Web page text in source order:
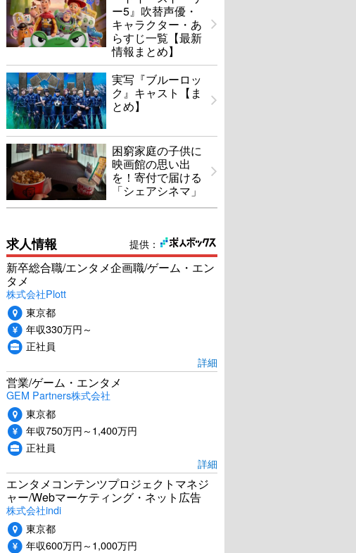
ー5』吹替声優・
キャラクター・あ
らすじ一覧【最新
情報まとめ】
実写『ブルーロッ
ク』キャスト【ま
とめ】
困窮家庭の子供に
映画館の思い出
を！寄付で届ける
「シェアシネマ」
提供：
求人情報
新卒総合職/エンタメ企画職/ゲーム・エン
タメ
株式会社Plott
東京都
年収330万円～
正社員
詳細
営業/ゲーム・エンタメ
GEM Partners株式会社
東京都
年収750万円～1,400万円
正社員
詳細
エンタメコンテンツプロジェクトマネジ
ャー/Webマーケティング・ネット広告
株式会社indi
東京都
年収600万円～1,000万円